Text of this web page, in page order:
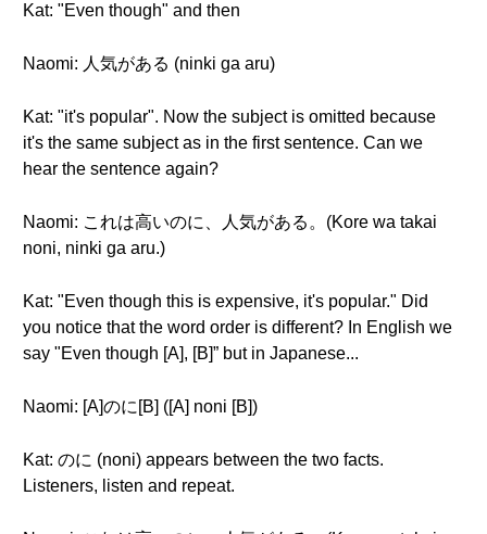
Kat: "Even though" and then
Naomi: 人気がある (ninki ga aru)
Kat: "it's popular". Now the subject is omitted because
it's the same subject as in the first sentence. Can we
hear the sentence again?
Naomi: これは高いのに、人気がある。(Kore wa takai
noni, ninki ga aru.)
Kat: "Even though this is expensive, it's popular." Did
you notice that the word order is different? In English we
say "Even though [A], [B]” but in Japanese...
Naomi: [A]のに[B] ([A] noni [B])
Kat: のに (noni) appears between the two facts.
Listeners, listen and repeat.